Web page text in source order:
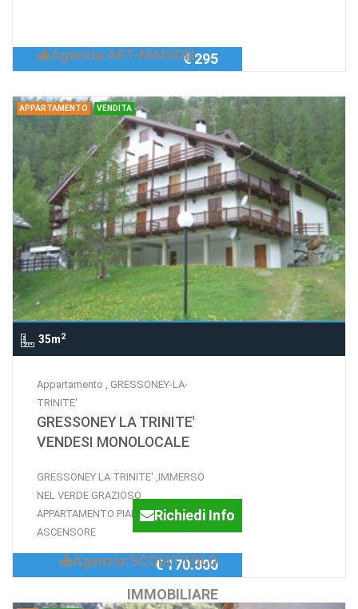
Agenzia:ART-MAISON€ 295
APPARTAMENTO VENDITA
35m2
Appartamento , GRESSONEY-LA-
TRINITE'
GRESSONEY LA TRINITE'
VENDESI MONOLOCALE
GRESSONEY LA TRINITE' ,IMMERSO
NEL VERDE GRAZIOSO
APPARTAMENTO PIANO ALTO CON
ASCENSORE
Richiedi Info
Agenzia:SCOIATTOLO
IMMOBILIARE
€ 170.000